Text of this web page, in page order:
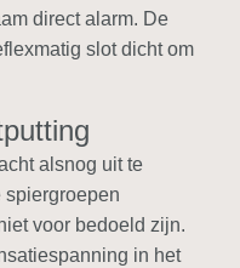
direct alarm. De
slot dicht om
alsnog uit te
spiergroepen
voor bedoeld zijn.
in het